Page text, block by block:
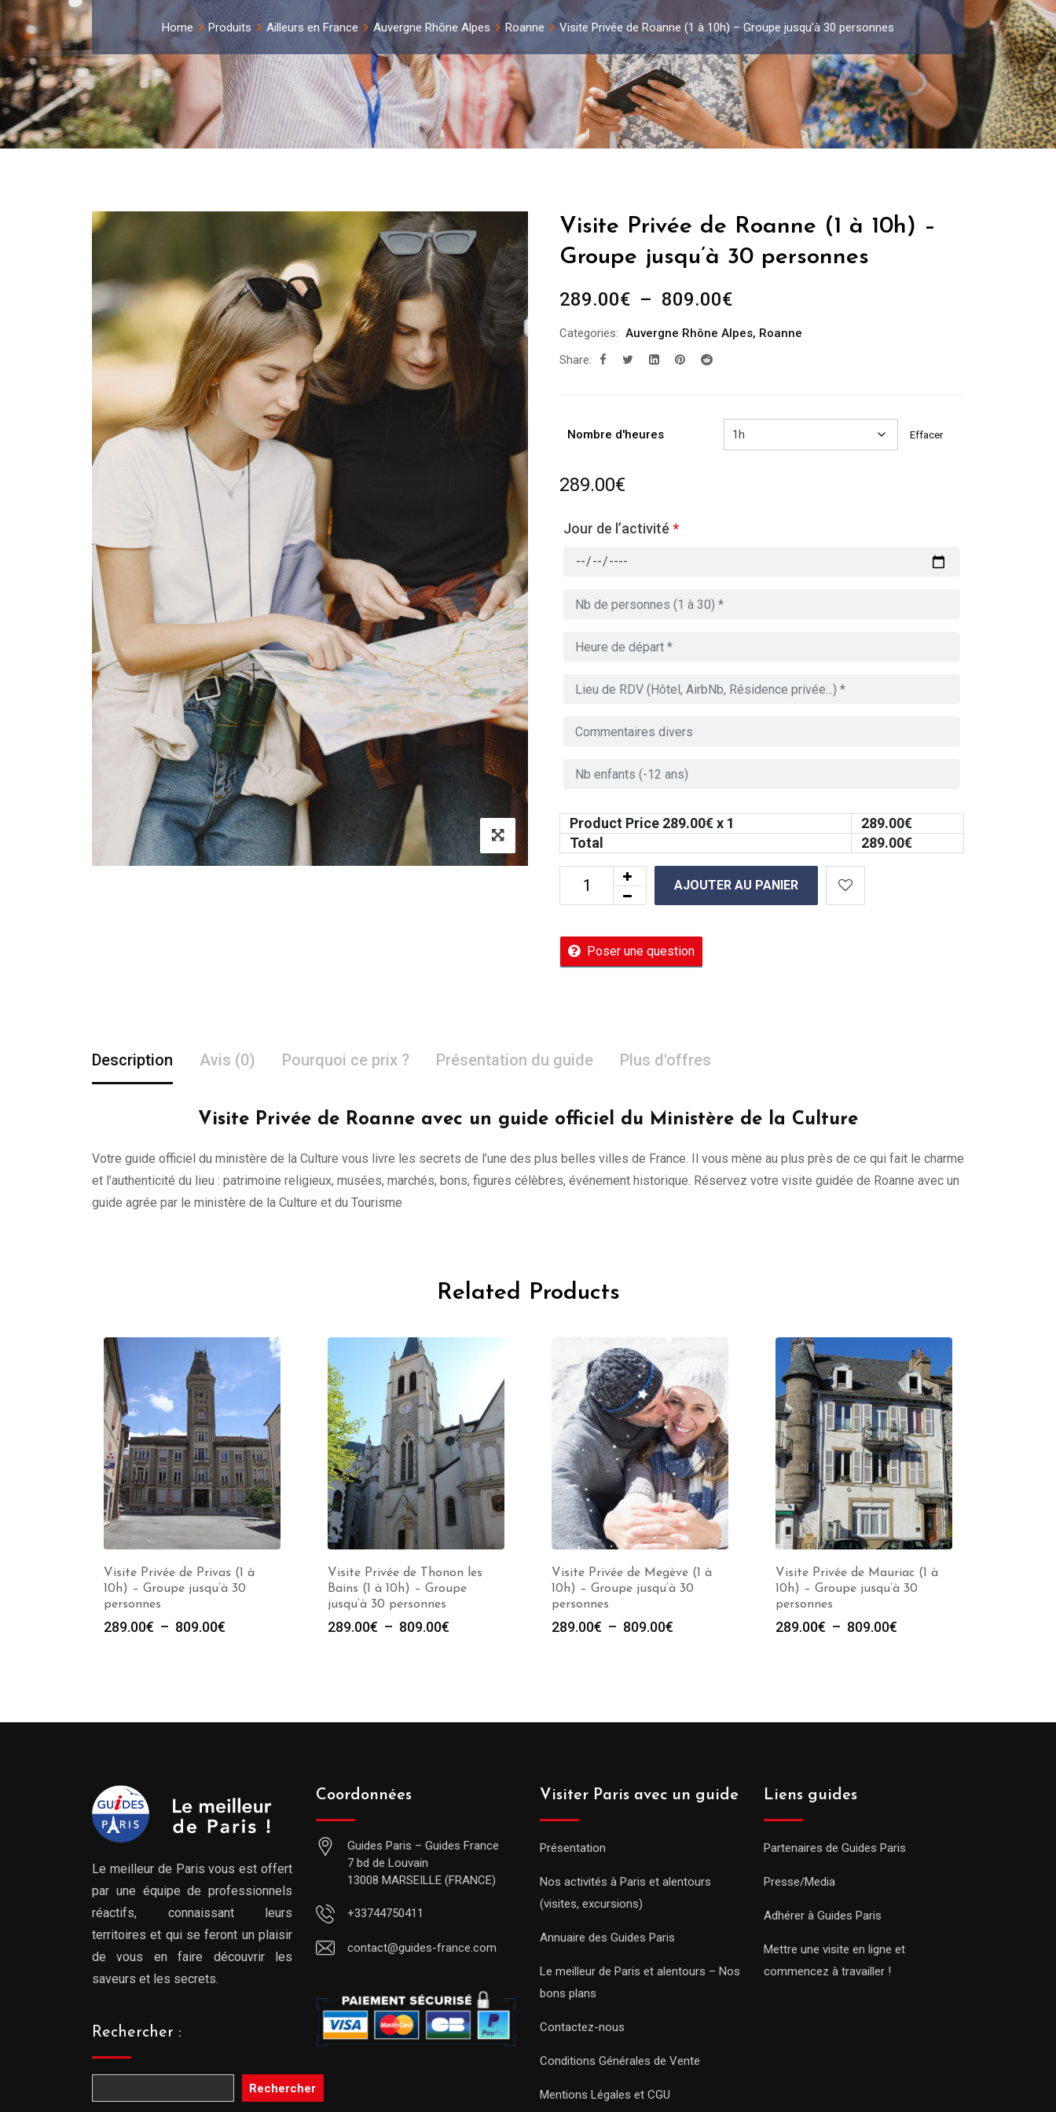
Home Produits Ailleurs en France Auvergne Rhône Alpes Roanne Visite Privée de Roanne (1 à 10h) – Groupe jusqu’à 30 personnes
Visite Privée de Roanne (1 à 10h) –
Groupe jusqu’à 30 personnes
289.00€ – 809.00€Plage
prix :
Categories: Auvergne Rhône Alpes, Roanne
Share:
Nombre d'heures Effacer
289.00€
Jour de l’activité *
Product Price 289.00€ x 1 289.00€
Total
289.00€
AJOUTER AU PANIER
Poser une question
Description Avis (0) Pourquoi ce prix ? Présentation du guide Plus d'offres
Visite Privée de Roanne avec un guide officiel du Ministère de la Culture
Votre guide officiel du ministère de la Culture vous livre les secrets de l’une des plus belles villes de France. Il vous mène au plus près de ce qui fait le charme
et l’authenticité du lieu : patrimoine religieux, musées, marchés, bons, figures célèbres, événement historique. Réservez votre visite guidée de Roanne avec un
guide agrée par le ministère de la Culture et du Tourisme
Related Products
Visite Privée de Privas (1 à
10h) – Groupe jusqu’à 30
personnes
289.00€ – 809.00€
Visite Privée de Thonon les
Bains (1 à 10h) – Groupe
jusqu’à 30 personnes
289.00€ – 809.00€
Visite Privée de Megève (1 à
10h) – Groupe jusqu’à 30
personnes
289.00€ – 809.00€
Visite Privée de Mauriac (1 à
10h) – Groupe jusqu’à 30
personnes
289.00€ – 809.00€
Le meilleur de Paris vous est offert
par une équipe de professionnels
réactifs, connaissant leurs
territoires et qui se feront un plaisir
de vous en faire découvrir les
saveurs et les secrets.
Rechercher :
Rechercher
Coordonnées
Guides Paris – Guides France
7 bd de Louvain
13008 MARSEILLE (FRANCE)
+33744750411
contact@guides-france.com
Visiter Paris avec un guide
Présentation
Nos activités à Paris et alentours
(visites, excursions)
Annuaire des Guides Paris
Le meilleur de Paris et alentours – Nos
bons plans
Contactez-nous
Conditions Générales de Vente
Mentions Légales et CGU
Liens guides
Partenaires de Guides Paris
Presse/Media
Adhérer à Guides Paris
Mettre une visite en ligne et
commencez à travailler !